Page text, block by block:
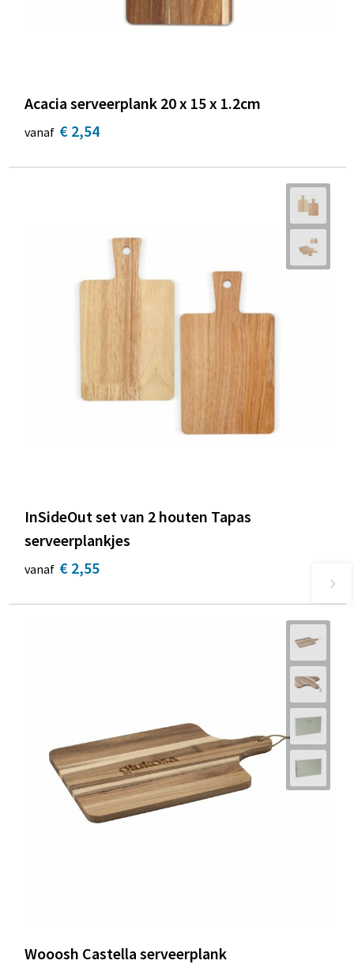
Acacia serveerplank 20 x 15 x 1.2cm
vanaf € 2,54
InSideOut set van 2 houten Tapas
serveerplankjes
vanaf € 2,55
Wooosh Castella serveerplank